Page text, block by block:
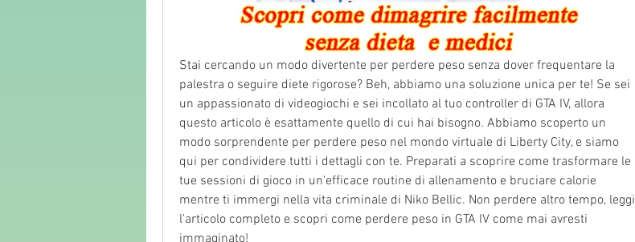
Stai cercando un modo divertente per perdere peso senza dover frequentare la
palestra o seguire diete rigorose? Beh, abbiamo una soluzione unica per te! Se sei
un appassionato di videogiochi e sei incollato al tuo controller di GTA IV, allora
questo articolo è esattamente quello di cui hai bisogno. Abbiamo scoperto un
modo sorprendente per perdere peso nel mondo virtuale di Liberty City, e siamo
qui per condividere tutti i dettagli con te. Preparati a scoprire come trasformare le
tue sessioni di gioco in un'efficace routine di allenamento e bruciare calorie
mentre ti immergi nella vita criminale di Niko Bellic. Non perdere altro tempo, leggi
l'articolo completo e scopri come perdere peso in GTA IV come mai avresti